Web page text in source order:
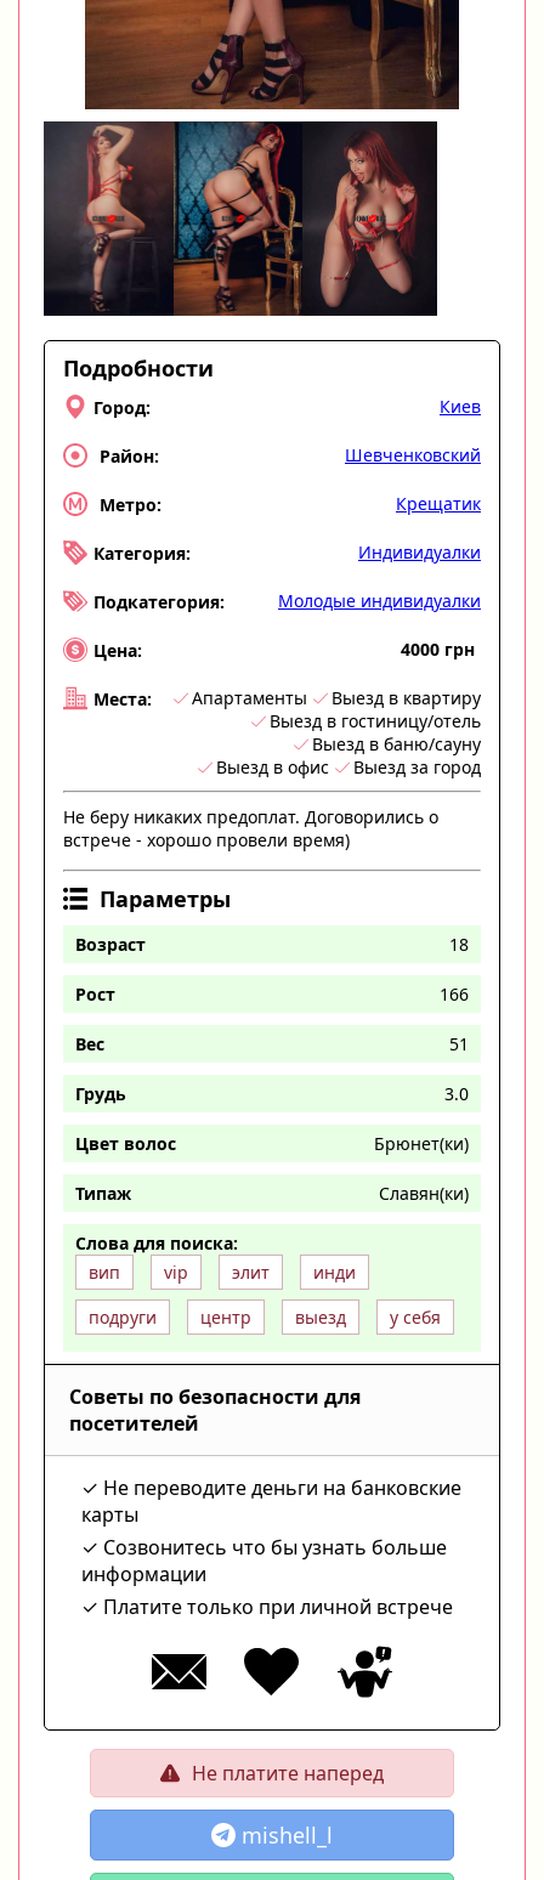
Подробности
Город: Киев
Район: Шевченковский
Метро: Крещатик
Категория: Индивидуалки
Подкатегория: Молодые индивидуалки
Цена: 4000 грн
Места: Апартаменты
Выезд в квартиру
Выезд в гостиницу/отель
Выезд в баню/сауну
Выезд в офис
Выезд за город
Не беру никаких предоплат. Договорились о
встрече - хорошо провели время)
Параметры
Возраст 18
Рост 166
Вес 51
Грудь 3.0
Цвет волос Брюнет(ки)
Типаж Славян(ки)
Слова для поиска:
вип
vip элит
инди
подруги
центр выезд у себя
Советы по безопасности для
посетителей
Не переводите деньги на банковские
карты
Созвонитесь что бы узнать больше
информации
Платите только при личной встрече
Не платите наперед
mishell_l